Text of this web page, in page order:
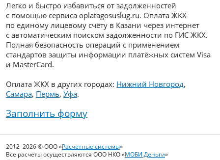
Легко и быстро избавиться от задолженностей
с помощью сервиса oplatagosuslug.ru. Оплата ЖКХ
по единому лицевому счёту в Казани через интернет
с автоматическим поиском задолженности по ГИС ЖКХ.
Полная безопасность операций с применением
стандартов защиты информации платёжных систем Visa
и MasterCard.
Оплата ЖКХ в других городах: Нижний Новгород,
Самара, Пермь, Уфа.
Заполнить форму
2012–2026 © ООО «Расчетные системы»
Все расчёты осуществляются ООО НКО «МОБИ.Деньги»